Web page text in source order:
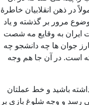
در ذهن انقلابیان خاطرۀ
مرور بر گذشته و یاد
به وقایع مه شصت
جوان ها چه دانشجو چه
است. در آن جا هم وجه
باشید و خط عملتان
رسد و وجه شلوغ بازی بر